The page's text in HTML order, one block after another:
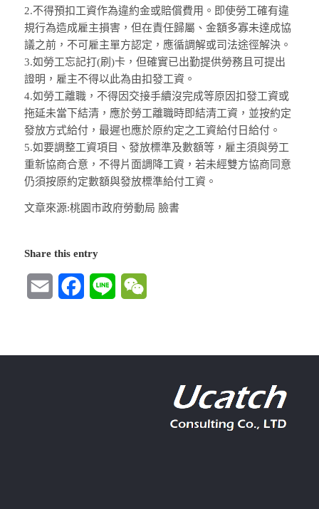
2.不得預扣工資作為違約金或賠償費用。即使勞工確有違
規行為造成雇主損害，但在責任歸屬、金額多寡未達成協
議之前，不可雇主單方認定，應循調解或司法途徑解決。
3.如勞工忘記打(刷)卡，但確實已出勤提供勞務且可提出
證明，雇主不得以此為由扣發工資。
4.如勞工離職，不得因交接手續沒完成等原因扣發工資或
拖延未當下結清，應於勞工離職時即結清工資，並按約定
發放方式給付，最遲也應於原約定之工資給付日給付。
5.如要調整工資項目、發放標準及數額等，雇主須與勞工
重新協商合意，不得片面調降工資，若未經雙方協商同意
仍須按原約定數額與發放標準給付工資。
文章來源:桃園市政府勞動局 臉書
Share this entry
Email FacebookLine